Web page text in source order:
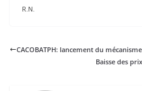
R.N.
CACOBATPH: lancement du
Baisse des